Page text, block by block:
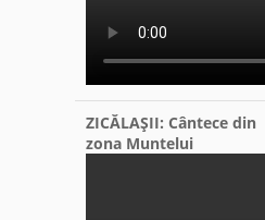
ZICĂLAŞII: Cântece din
zona Muntelui